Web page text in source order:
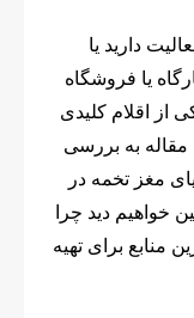
دارید یا
یا فروشگاه
از اقلام کلیدی
به بررسی
مغز تخمه در
خواهیم دید چرا
منابع برای تهیه